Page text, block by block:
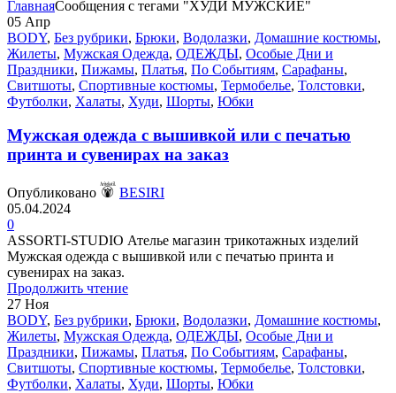
ГлавнаяСообщения с тегами "ХУДИ МУЖСКИЕ"
05 Апр
BODY, Без рубрики, Брюки, Водолазки, Домашние костюмы,
Жилеты, Мужская Одежда, ОДЕЖДЫ, Особые Дни и
Праздники, Пижамы, Платья, По Событиям, Сарафаны,
Свитшоты, Спортивные костюмы, Термобелье, Толстовки,
Футболки, Халаты, Худи, Шорты, Юбки
Мужская одежда с вышивкой или с печатью
принта и сувенирах на заказ
Опубликовано
BESIRI
05.04.2024
0
ASSORTI-STUDIO Ателье магазин трикотажных изделий
Мужская одежда с вышивкой или с печатью принта и
сувенирах на заказ.
Продолжить чтение
27 Ноя
BODY, Без рубрики, Брюки, Водолазки, Домашние костюмы,
Жилеты, Мужская Одежда, ОДЕЖДЫ, Особые Дни и
Праздники, Пижамы, Платья, По Событиям, Сарафаны,
Свитшоты, Спортивные костюмы, Термобелье, Толстовки,
Футболки, Халаты, Худи, Шорты, Юбки